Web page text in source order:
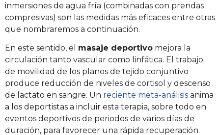
inmersiones de agua fría (combinadas con prendas
compresivas) son las medidas más eficaces entre otras
que nombraremos a continuación.
En este sentido, el masaje deportivo mejora la
circulación tanto vascular como linfática. El trabajo
de movilidad de los planos de tejido conjuntivo
produce reducción de niveles de cortisol y descenso
de lactato en sangre. Un reciente meta-análisis anima
a los deportistas a incluir esta terapia, sobre todo en
eventos deportivos de periodos de varios días de
duración, para favorecer una rápida recuperación.